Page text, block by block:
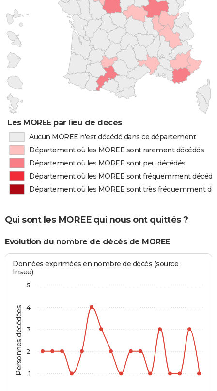
Les MOREE par lieu de décès
Aucun MOREE n'est décédé dans ce département
Département où les MOREE sont rarement décédés
Département où les MOREE sont peu décédés
Département où les MOREE sont fréquemment
Département où les MOREE sont très fréquemment
Qui sont les MOREE qui nous ont quittés ?
Evolution du nombre de décès de MOREE
Personnes décédées
Données exprimées en nombre de décès (source :
Insee)
1
2
3
4
5